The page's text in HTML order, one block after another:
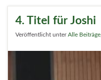
4. Titel für Joshi
Veröffentlicht unterAlle Beiträge